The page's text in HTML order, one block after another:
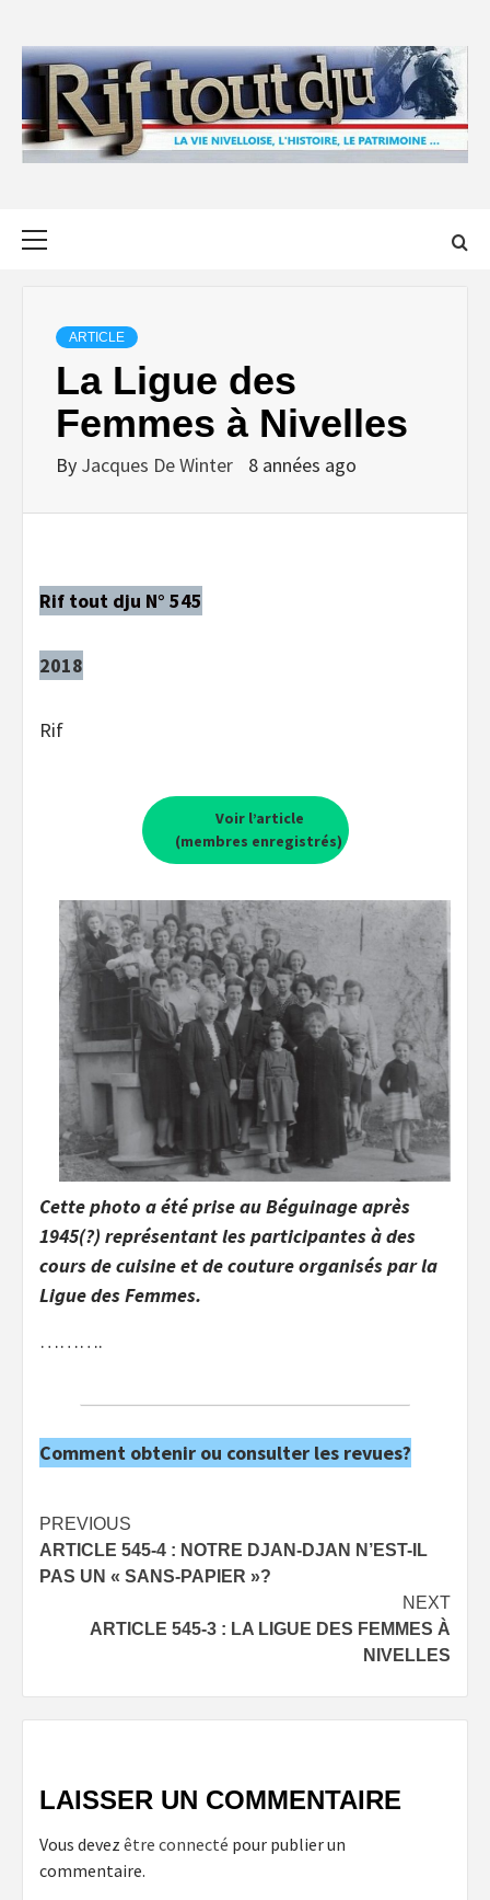
content
ARTICLE
La Ligue des
Femmes à Nivelles
By Jacques De Winter 8 années ago
Rif tout dju N° 545
2018
Rif
Voir l’article
(membres enregistrés)
Cette photo a été prise au Béguinage après
1945(?) représentant les participantes à des
cours de cuisine et de couture organisés par la
Ligue des Femmes.
……….
Comment obtenir ou consulter les revues?
Post
navigation
PREVIOUS
ARTICLE 545-4 : NOTRE DJAN-DJAN N’EST-IL
PAS UN « SANS-PAPIER »?
NEXT
ARTICLE 545-3 : LA LIGUE DES FEMMES À
NIVELLES
LAISSER UN COMMENTAIRE
Vous devez être connecté pour publier un
commentaire.